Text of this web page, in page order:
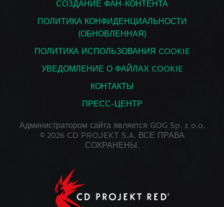
СОЗДАНИЕ ФАН-КОНТЕНТА
ПОЛИТИКА КОНФИДЕНЦИАЛЬНОСТИ
(ОБНОВЛЕННАЯ)
ПОЛИТИКА ИСПОЛЬЗОВАНИЯ COOKIE
УВЕДОМЛЕНИЕ О ФАЙЛАХ COOKIE
КОНТАКТЫ
ПРЕСС-ЦЕНТР
Администратором сайта является GOG Sp. z o.o.
© 2026 CD PROJEKT S.A. ВСЕ ПРАВА
СОХРАНЕНЫ.